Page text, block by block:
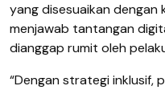
yang disesuaikan dengan
menjawab tantangan
dianggap rumit oleh
“Dengan strategi inklusif,